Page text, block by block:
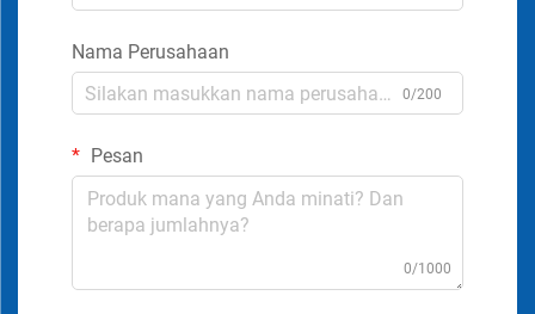
Nama Perusahaan
0/200
Pesan
0/1000